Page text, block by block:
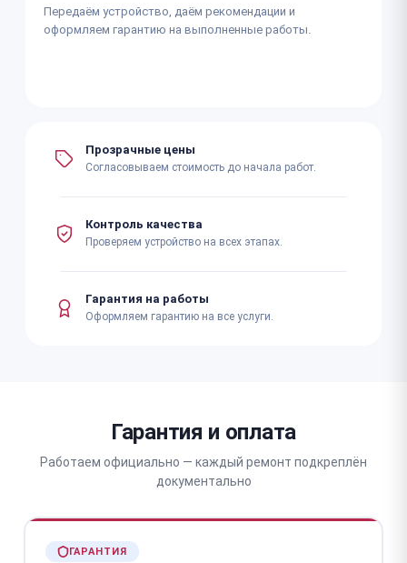
Передаём устройство, даём рекомендации и
оформляем гарантию на выполненные работы.
Прозрачные цены
Согласовываем стоимость до начала работ.
Контроль качества
Проверяем устройство на всех этапах.
Гарантия на работы
Оформляем гарантию на все услуги.
Гарантия и оплата
Работаем официально — каждый ремонт подкреплён
документально
ГАРАНТИЯ